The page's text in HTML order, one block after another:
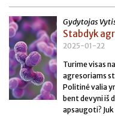
Gydytojas
Stabdyk
2025-01-22
Turime visas
agresoriams
Politinė valia
bent devyni iš
apsaugoti?